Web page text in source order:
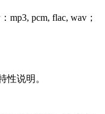
pcm, flac, wav；
性说明。